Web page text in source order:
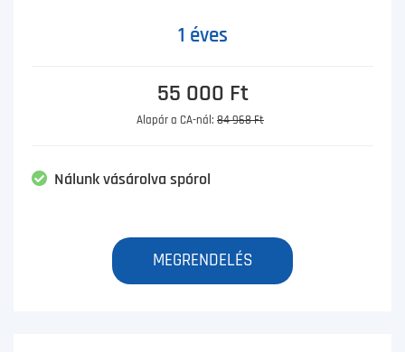
1 éves
55 000 Ft
Alapár a CA-nál: 84 968 Ft
Nálunk vásárolva spórol
MEGRENDELÉS